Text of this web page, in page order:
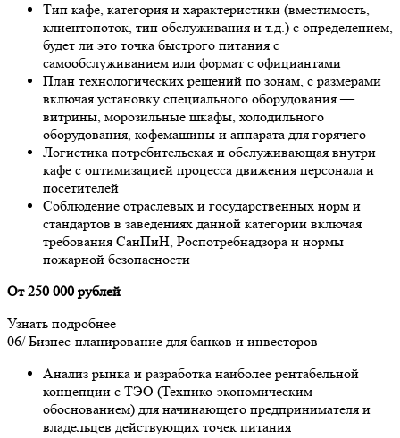
Тип кафе, категория и характеристики (вместимость,
клиентопоток, тип обслуживания и т.д.) с определением,
будет ли это точка быстрого питания с
самообслуживанием или формат с официантами
План технологических решений по зонам, с размерами
включая установку специального оборудования —
витрины, морозильные шкафы, холодильного
оборудования, кофемашины и аппарата для горячего
Логистика потребительская и обслуживающая внутри
кафе с оптимизацией процесса движения персонала и
посетителей
Соблюдение отраслевых и государственных норм и
стандартов в заведениях данной категории включая
требования СанПиН, Роспотребнадзора и нормы
пожарной безопасности
От 250 000 рублей
Узнать подробнее
06/Бизнес-планирование для банков и инвесторов
Анализ рынка и разработка наиболее рентабельной
концепции с ТЭО (Технико-экономическим
обоснованием) для начинающего предпринимателя и
владельцев действующих точек питания